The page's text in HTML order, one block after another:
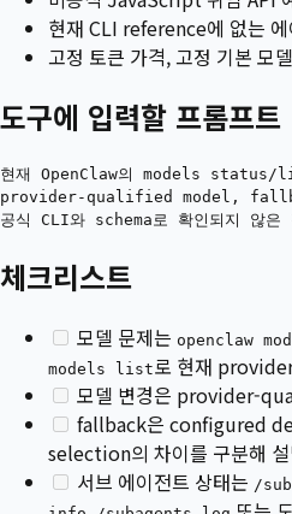
현재 CLI reference에 없는
고정 토큰 가격, 고정 기본 모
도구에 입력할 프롬프트
현재 OpenClaw의 models
provider-qualified model,
체크리스트
모델 문제는 openclaw
models list로 현재
모델 변경은 provider-
fallback은 configured
selection의 차이를 구분해
서브 에이전트 상태는 /